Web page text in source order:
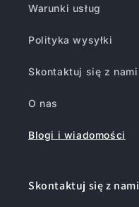
Warunki usług
Polityka wysyłki
Skontaktuj się z nami
O nas
Blogi i wiadomości
Skontaktuj się z nami